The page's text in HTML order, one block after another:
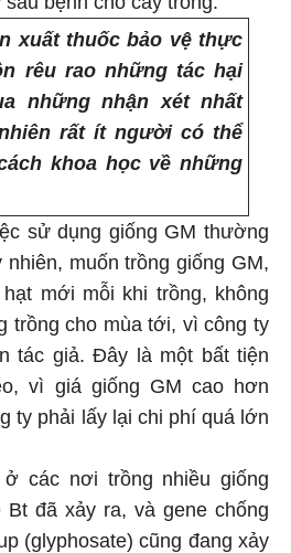
xuất thuốc bảo vệ thực
rêu rao những tác hại
những nhận xét nhất
rất ít người có thể
khoa học về những
sử dụng giống GM thường
muốn trồng giống GM,
mới mỗi khi trồng, không
trồng cho mùa tới, vì công ty
tác giả. Đây là một bất tiện
vì giá giống GM cao hơn
ty phải lấy lại chi phí quá lớn
các nơi trồng nhiều giống
Bt đã xảy ra, và gene chống
(glyphosate) cũng đang xảy